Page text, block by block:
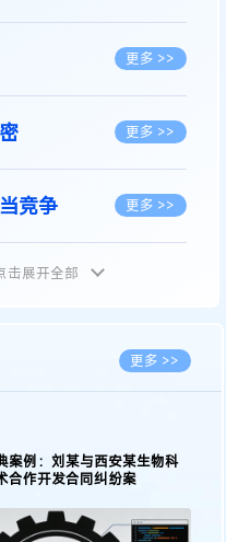
更多 >>
更多 >>
竞争 更多 >>
种
更多 >>
布图设计
击展开全部
更多 >>
案例：刘某与西安某生物科
合作开发合同纠纷案